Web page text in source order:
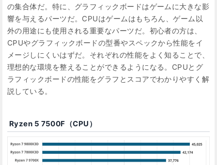
の集合体だ。特に、グラフィックボードはゲームに大きな影
響を与えるパーツだ。CPUはゲームはもちろん、ゲーム以
外の用途にも使用される重要なパーツだ。初心者の方は、
CPUやグラフィックボードの型番やスペックから性能をイ
メージしにくいはずだ。それぞれの性能をよく知ることで、
理想的な環境を整えることができるようになる。CPUとグ
ラフィックボードの性能をグラフとスコアでわかりやすく解
説している。
Ryzen 5 7500F（CPU）